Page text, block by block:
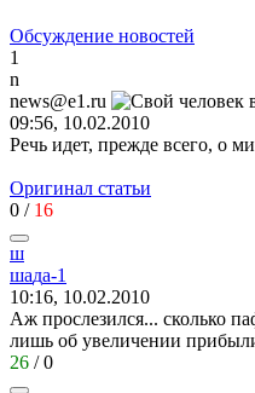
Обсуждение новостей
1
n
news@e1.ru
09:56, 10.02.2010
Речь идет, прежде всего, о
Оригинал статьи
0 / 16
ш
шaдa-1
10:16, 10.02.2010
Аж прослезился... сколько
лишь об увеличении
26 /0